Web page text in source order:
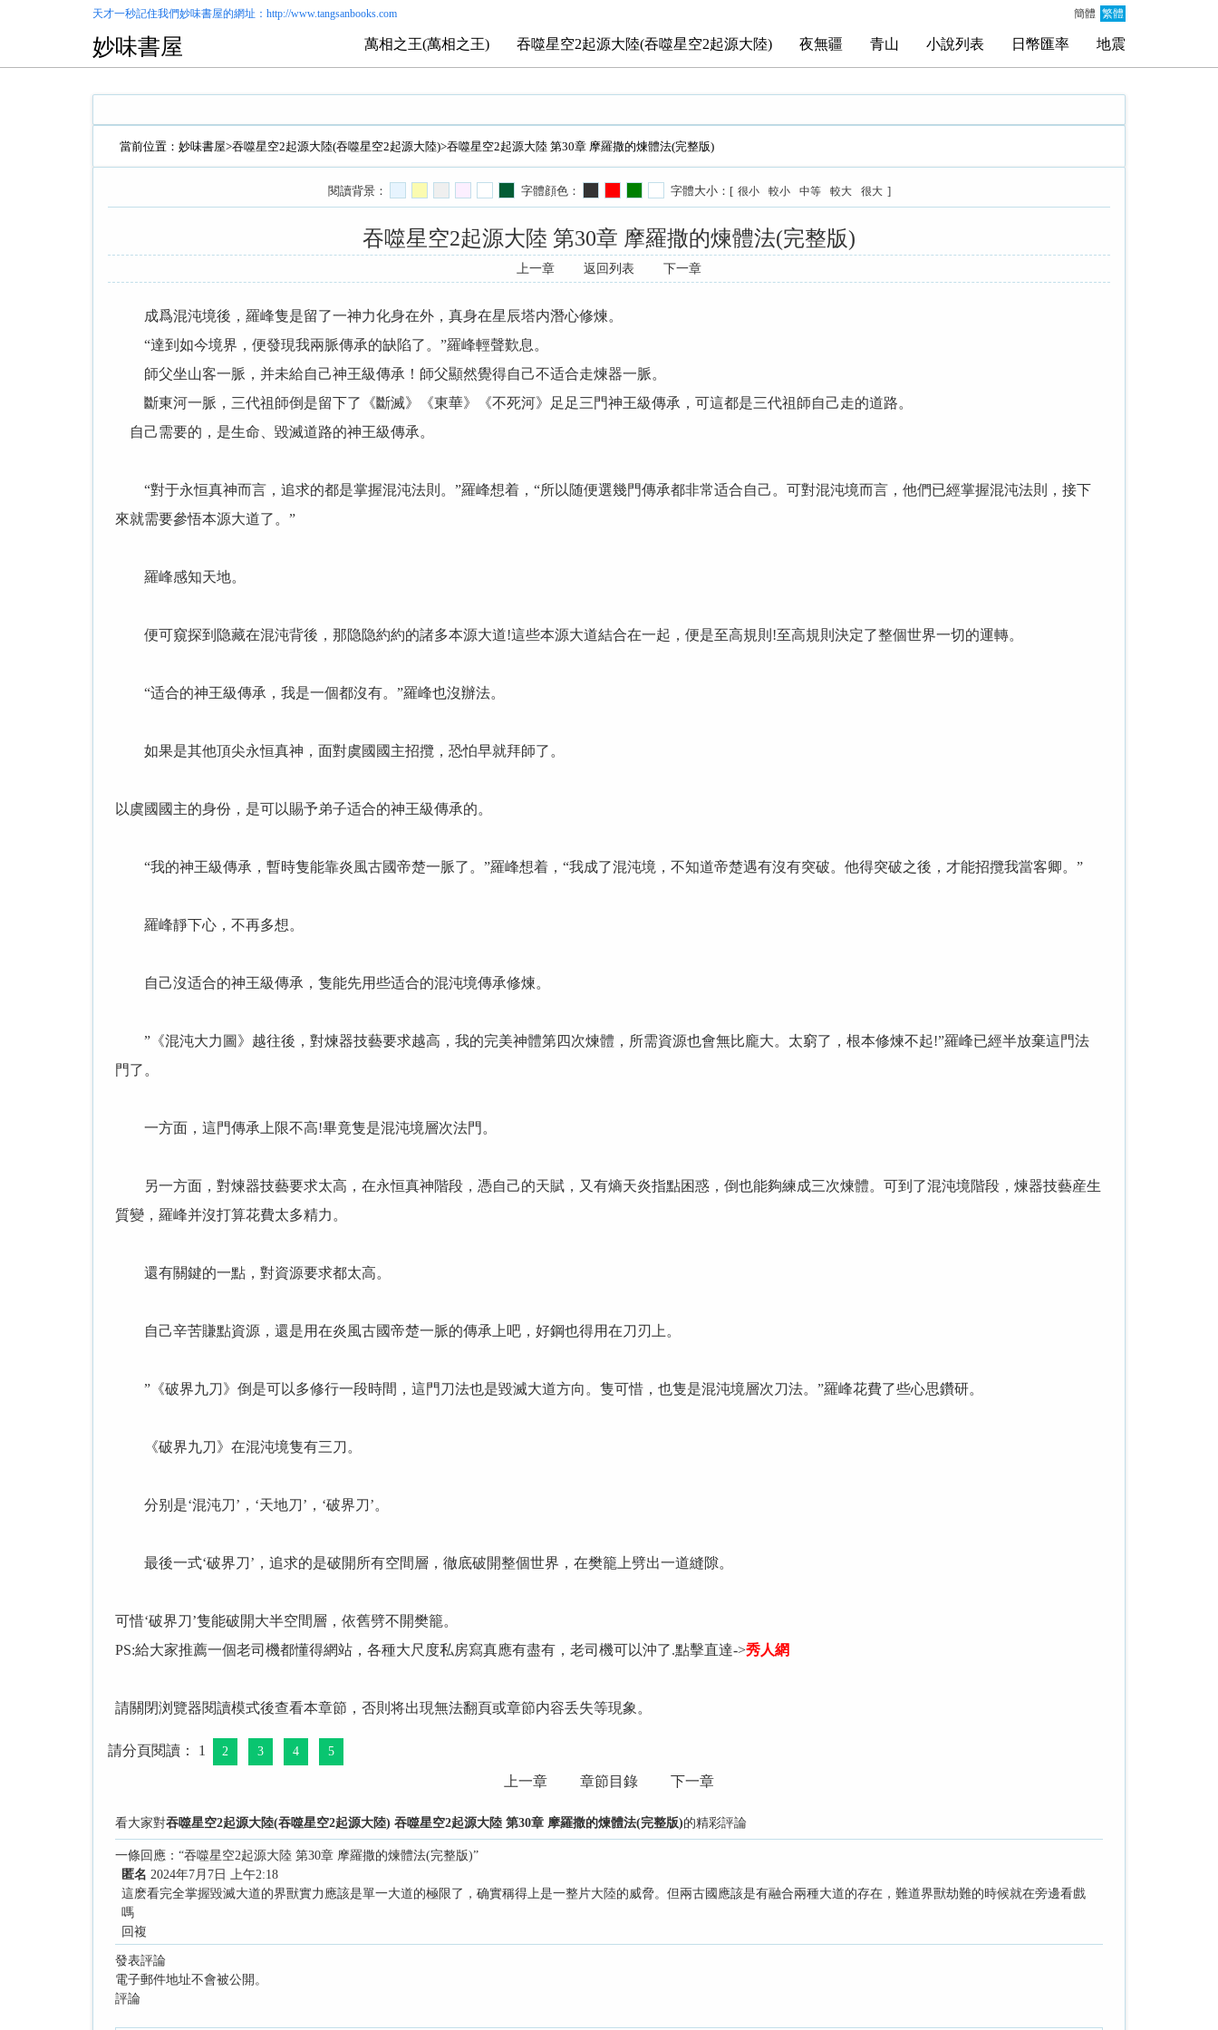
天才一秒記住我們妙味書屋的網址：http://www.tangsanbooks.com 簡體 繁體
妙味書屋 萬相之王(萬相之王) 吞噬星空2起源大陸(吞噬星空2起源大陸) 夜無疆 青山 小說列表 日幣匯率 地震
當前位置： 妙味書屋>吞噬星空2起源大陸(吞噬星空2起源大陸)>吞噬星空2起源大陸 第30章 摩羅撒的煉體法(完整版)
閱讀背景： 字體顔色： 字體大小：[ 很小 較小 中等 較大 很大 ]
吞噬星空2起源大陸 第30章 摩羅撒的煉體法(完整版)
上一章 返回列表 下一章
成爲混沌境後，羅峰隻是留了一神力化身在外，真身在星辰塔内潛心修煉。
“達到如今境界，便發現我兩脈傳承的缺陷了。”羅峰輕聲歎息。
師父坐山客一脈，并未給自己神王級傳承！師父顯然覺得自己不适合走煉器一脈。
斷東河一脈，三代祖師倒是留下了《斷滅》《東華》《不死河》足足三門神王級傳承，可這都是三代祖師自己走的道路。
自己需要的，是生命、毀滅道路的神王級傳承。
“對于永恒真神而言，追求的都是掌握混沌法則。”羅峰想着，“所以随便選幾門傳承都非常适合自己。可對混沌境而言，他們已經掌握混沌法則，接下
來就需要參悟本源大道了。”
羅峰感知天地。
便可窺探到隐藏在混沌背後，那隐隐約約的諸多本源大道!這些本源大道結合在一起，便是至高規則!至高規則決定了整個世界一切的運轉。
“适合的神王級傳承，我是一個都沒有。”羅峰也沒辦法。
如果是其他頂尖永恒真神，面對虞國國主招攬，恐怕早就拜師了。
以虞國國主的身份，是可以賜予弟子适合的神王級傳承的。
“我的神王級傳承，暫時隻能靠炎風古國帝楚一脈了。”羅峰想着，“我成了混沌境，不知道帝楚遇有沒有突破。他得突破之後，才能招攬我當客卿。”
羅峰靜下心，不再多想。
自己沒适合的神王級傳承，隻能先用些适合的混沌境傳承修煉。
”《混沌大力圖》越往後，對煉器技藝要求越高，我的完美神體第四次煉體，所需資源也會無比龐大。太窮了，根本修煉不起!”羅峰已經半放棄這門法
門了。
一方面，這門傳承上限不高!畢竟隻是混沌境層次法門。
另一方面，對煉器技藝要求太高，在永恒真神階段，憑自己的天賦，又有熵天炎指點困惑，倒也能夠練成三次煉體。可到了混沌境階段，煉器技藝産生
質變，羅峰并沒打算花費太多精力。
還有關鍵的一點，對資源要求都太高。
自己辛苦賺點資源，還是用在炎風古國帝楚一脈的傳承上吧，好鋼也得用在刀刃上。
”《破界九刀》倒是可以多修行一段時間，這門刀法也是毀滅大道方向。隻可惜，也隻是混沌境層次刀法。”羅峰花費了些心思鑽研。
《破界九刀》在混沌境隻有三刀。
分别是‘混沌刀’，‘天地刀’，‘破界刀’。
最後一式‘破界刀’，追求的是破開所有空間層，徹底破開整個世界，在樊籠上劈出一道縫隙。
可惜‘破界刀’隻能破開大半空間層，依舊劈不開樊籠。
PS:給大家推薦一個老司機都懂得網站，各種大尺度私房寫真應有盡有，老司機可以沖了.點擊直達->秀人網
請關閉浏覽器閱讀模式後查看本章節，否則将出現無法翻頁或章節内容丢失等現象。
請分頁閱讀： 1 2 3 4 5
上一章 章節目錄 下一章
看大家對吞噬星空2起源大陸(吞噬星空2起源大陸) 吞噬星空2起源大陸 第30章 摩羅撒的煉體法(完整版)的精彩評論
一條回應：“吞噬星空2起源大陸 第30章 摩羅撒的煉體法(完整版)”
匿名 2024年7月7日 上午2:18
這麽看完全掌握毀滅大道的界獸實力應該是單一大道的極限了，确實稱得上是一整片大陸的威脅。但兩古國應該是有融合兩種大道的存在，難道界獸劫難的時候就在旁邊看戲
嗎
回複
發表評論
電子郵件地址不會被公開。
評論